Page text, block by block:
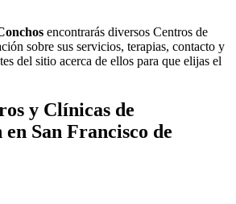
encontrarás diversos Centros de
sobre sus servicios, terapias, contacto y
del sitio acerca de ellos para que elijas el
y Clínicas de
San Francisco de